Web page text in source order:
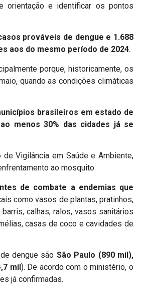
orientação e identificar os pontos
prováveis de dengue e 1.688
aos do mesmo período de 2024.
porque, historicamente, os
quando as condições climáticas
brasileiros em estado de
menos 30% das cidades já se
Vigilância em Saúde e Ambiente,
ao mosquito.
de combate a endemias que
como vasos de plantas, pratinhos,
calhas, ralos, vasos sanitários
casas de coco e cavidades de
dengue são São Paulo (890 mil),
mil ). De acordo com o ministério, o
já confirmadas.